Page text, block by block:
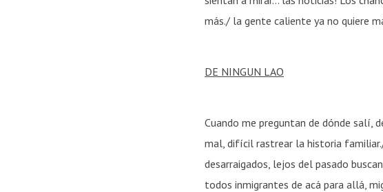
más./ la gente caliente ya no quiere
DE NINGUN LAO
Cuando me preguntan de dónde salí,
mal, difícil rastrear la historia
desarraigados, lejos del pasado
todos inmigrantes de acá para allá,